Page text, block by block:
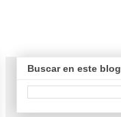
Buscar en este blog